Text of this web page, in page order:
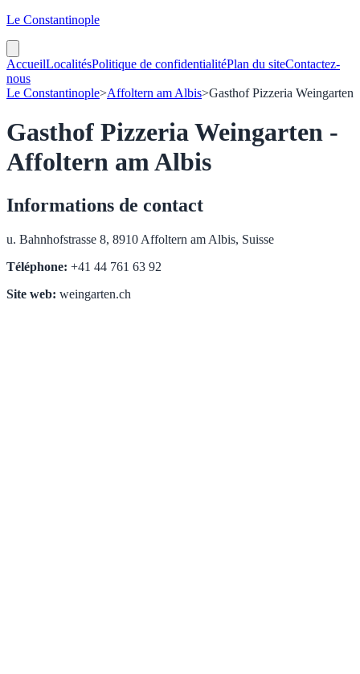
Le Constantinople
AccueilLocalitésPolitique de confidentialitéPlan du siteContactez-
nous
Le Constantinople>Affoltern am Albis>Gasthof Pizzeria Weingarten
Gasthof Pizzeria Weingarten -
Affoltern am Albis
Informations de contact
u. Bahnhofstrasse 8, 8910 Affoltern am Albis, Suisse
Téléphone: +41 44 761 63 92
Site web: weingarten.ch